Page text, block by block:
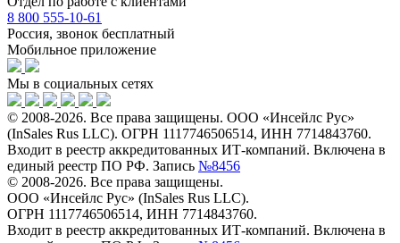
8 800 555-10-61
Россия, звонок бесплатный
Мобильное приложение
Мы в социальных сетях
© 2008-2026. Все права защищены. ООО «Инсейлс Рус»
(InSales Rus LLC). ОГРН 1117746506514, ИНН 7714843760.
Входит в реестр аккредитованных ИТ-компаний. Включена в
единый реестр ПО РФ. Запись №8456
© 2008-2026. Все права защищены.
ООО «Инсейлс Рус» (InSales Rus LLC).
ОГРН 1117746506514, ИНН 7714843760.
Входит в реестр аккредитованных ИТ-компаний. Включена в